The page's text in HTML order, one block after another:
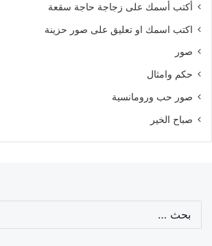
أكتب أسمك على زجاجة حاجة سقعة
اكتب اسمك او تعليق على صور حزينة
صور
حكم وامثال
صور حب ورومانسية
صباح الخير